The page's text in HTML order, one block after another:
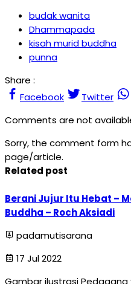
budak wanita
Dhammapada
kisah murid buddha
punna
Share :
Facebook
Twitter
Comments are not
Sorry, the comment form
page/article.
Related post
Berani Jujur Itu Hebat –
Buddha – Roch Aksiadi
padamutisarana
17 Jul 2022
Gambar ilustrasi